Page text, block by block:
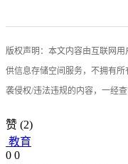
版权声明：本文内容由互联网
供信息存储空间服务，不拥有
袭侵权/违法违规的内容，一经查
赞 (2)
教育
0 0